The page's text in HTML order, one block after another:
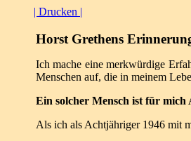
| Drucken |
Horst Grethens
Ich mache eine merkwürdige
Menschen auf, die in meinem
Ein solcher Mensch ist für mich
Als ich als Achtjähriger 1946 mit